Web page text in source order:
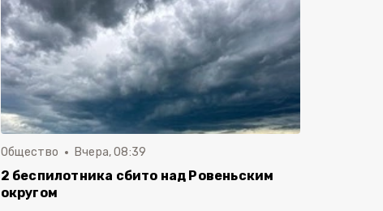
Общество Вчера, 08:39
2 беспилотника сбито над Ровеньским
округом